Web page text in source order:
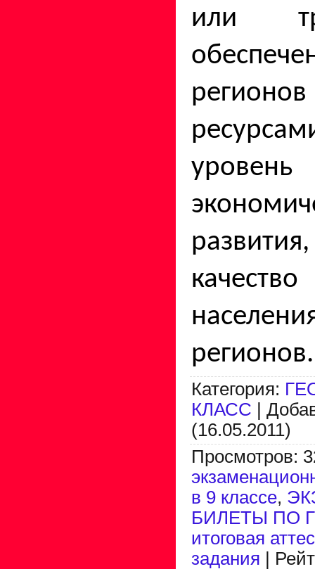
или
регионов.
Категория:
КЛАСС |
(16.05.2011)
Просмотров:
в 9 классе,
БИЛЕТЫ ПО
итоговая
задания |